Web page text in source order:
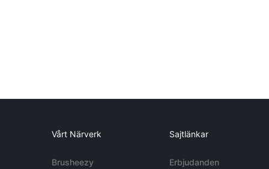
Vårt Närverk
Brusheezy
Sajtlänkar
Erbjudanden